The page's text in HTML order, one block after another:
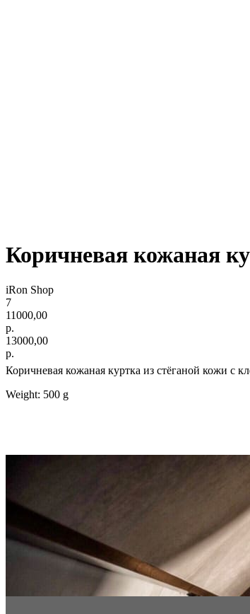
Коричневая кожаная
iRon Shop
7
11000,00
р.
13000,00
р.
Коричневая кожаная куртка из стёганой кожи с
Weight: 500 g